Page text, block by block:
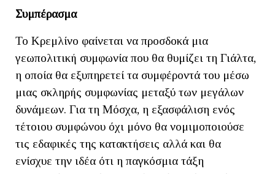
Συμπέρασμα
Το Κρεμλίνο φαίνεται να προσδοκά μια
γεωπολιτική συμφωνία που θα θυμίζει τη Γιάλτα,
η οποία θα εξυπηρετεί τα συμφέροντά του μέσω
μιας σκληρής συμφωνίας μεταξύ των μεγάλων
δυνάμεων. Για τη Μόσχα, η εξασφάλιση ενός
τέτοιου συμφώνου όχι μόνο θα νομιμοποιούσε
τις εδαφικές της κατακτήσεις αλλά και θα
ενίσχυε την ιδέα ότι η παγκόσμια τάξη